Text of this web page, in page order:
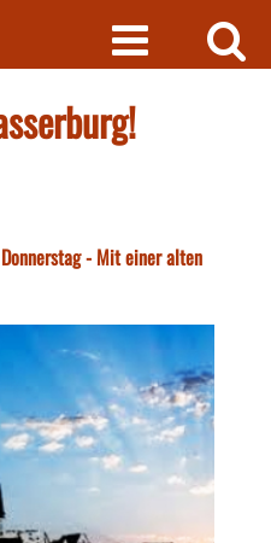
- Mit einer alten